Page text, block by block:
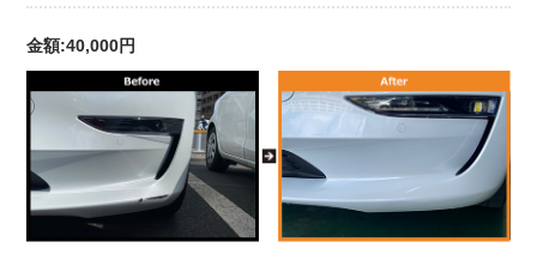
金額:40,000円